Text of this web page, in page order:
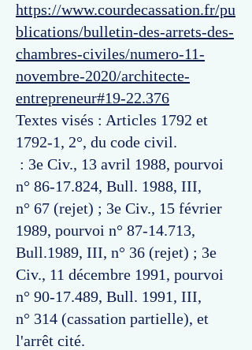
https://www.courdecassation.fr/pu
blications/bulletin-des-arrets-des-
chambres-civiles/numero-11-
novembre-2020/architecte-
entrepreneur#19-22.376
Textes visés : Articles 1792 et
1792-1, 2°, du code civil.
: 3e Civ., 13 avril 1988, pourvoi
n° 86-17.824, Bull. 1988, III,
n° 67 (rejet) ; 3e Civ., 15 février
1989, pourvoi n° 87-14.713,
Bull.1989, III, n° 36 (rejet) ; 3e
Civ., 11 décembre 1991, pourvoi
n° 90-17.489, Bull. 1991, III,
n° 314 (cassation partielle), et
l'arrêt cité.